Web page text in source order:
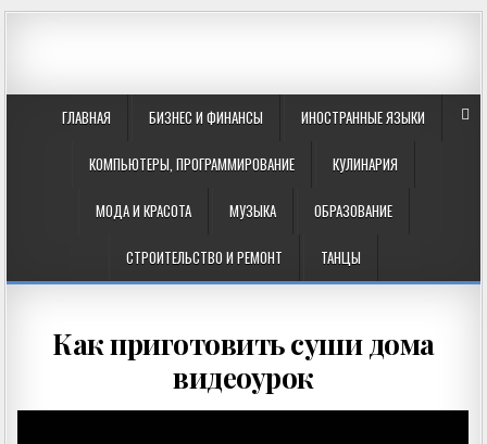
ГЛАВНАЯ БИЗНЕС И ФИНАНСЫ ИНОСТРАННЫЕ ЯЗЫКИ
КОМПЬЮТЕРЫ, ПРОГРАММИРОВАНИЕ КУЛИНАРИЯ
МОДА И КРАСОТА МУЗЫКА ОБРАЗОВАНИЕ
СТРОИТЕЛЬСТВО И РЕМОНТ ТАНЦЫ
Как приготовить суши дома
видеоурок